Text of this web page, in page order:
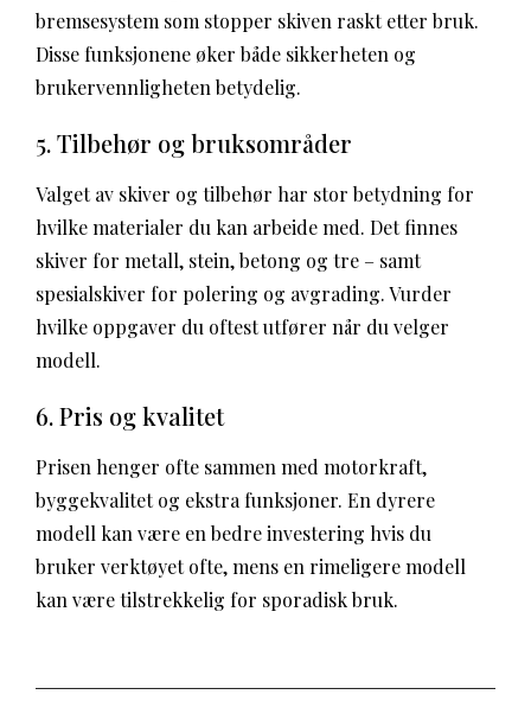
bremsesystem som stopper skiven raskt etter bruk.
Disse funksjonene øker både sikkerheten og
brukervennligheten betydelig.
5. Tilbehør og bruksområder
Valget av skiver og tilbehør har stor betydning for
hvilke materialer du kan arbeide med. Det finnes
skiver for metall, stein, betong og tre – samt
spesialskiver for polering og avgrading. Vurder
hvilke oppgaver du oftest utfører når du velger
modell.
6. Pris og kvalitet
Prisen henger ofte sammen med motorkraft,
byggekvalitet og ekstra funksjoner. En dyrere
modell kan være en bedre investering hvis du
bruker verktøyet ofte, mens en rimeligere modell
kan være tilstrekkelig for sporadisk bruk.